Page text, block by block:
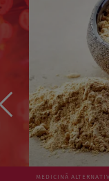
REȚETE CULINARE